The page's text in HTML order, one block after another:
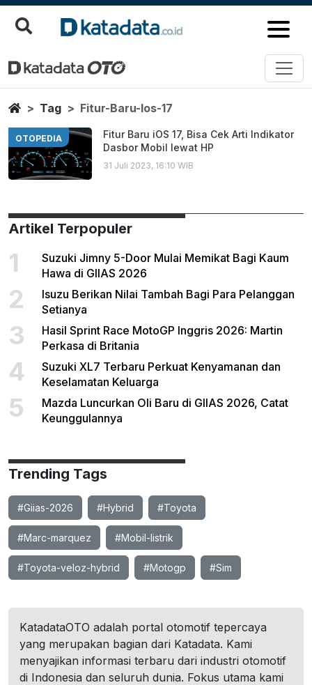
Fitur Baru Ios 17
Berita Terbaru
HomeTag Fitur-Baru-Ios-17
OTOPEDIA
Fitur Baru iOS 17, Bisa Cek Arti Indikator
Dasbor Mobil lewat HP
31 Juli 2023, 16:10 WIB
Artikel Terpopuler
1
Suzuki Jimny 5-Door Mulai Memikat Bagi Kaum
Hawa di GIIAS 2026
2
Isuzu Berikan Nilai Tambah Bagi Para Pelanggan
Setianya
3
Hasil Sprint Race MotoGP Inggris 2026: Martin
Perkasa di Britania
4
Suzuki XL7 Terbaru Perkuat Kenyamanan dan
Keselamatan Keluarga
5
Mazda Luncurkan Oli Baru di GIIAS 2026, Catat
Keunggulannya
Trending Tags
#Giias-2026 #Hybrid #Toyota
#Marc-marquez #Mobil-listrik
#Toyota-veloz-hybrid #Motogp #Sim
KatadataOTO adalah portal otomotif tepercaya
yang merupakan bagian dari Katadata. Kami
menyajikan informasi terbaru dari industri otomotif
di Indonesia dan seluruh dunia. Fokus utama kami